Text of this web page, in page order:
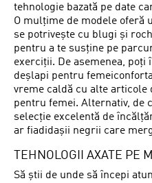
tehnologie bazată pe date
O mulțime de modele oferă
se potrivește cu blugi și
pentru a te susține pe
exerciții. De asemenea, poți
deșlapi pentru
vreme caldă cu alte
pentru femei. Alternativ, de
selecție excelentă de
ar fiadidașii negrii care
TEHNOLOGII AXATE PE
Să știi de unde să începi